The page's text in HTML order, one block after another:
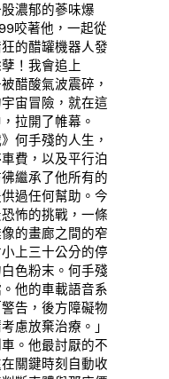
濃郁的蔘味爆
咬著他，一起從
的醋罐機器人發
！我會追上
醋酸氣波震碎，
宙冒險，就在這
拉開了帷幕。
何手殘的人生，
費，以及平行泊
繼承了他所有的
過任何幫助。今
怖的挑戰，一條
的畫廊之間的窄
上三十公分的停
色粉末。何手殘
他的車載語音系
告，後方障礙物
慮放棄治療。」
。他最討厭的不
關鍵時刻自動收